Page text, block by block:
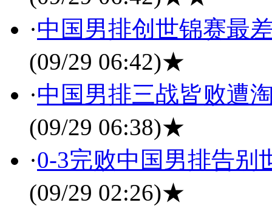
·中国男排创世锦赛最
(09/29 06:42)★
·中国男排三战皆败遭
(09/29 06:38)★
·0-3完败中国男排告别
(09/29 02:26)★